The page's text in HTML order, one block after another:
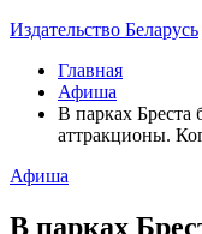
Издательство Беларусь
Главная
Афиша
В парках Бреста
аттракционы.
Афиша
В парках